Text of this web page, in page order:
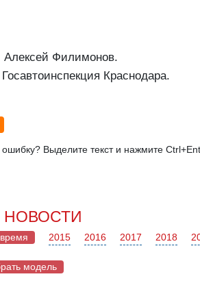
Алексей Филимонов.
Краснодара.
Выделите текст и нажмите
НОВОСТИ
2015 2016 2017 2018
модель